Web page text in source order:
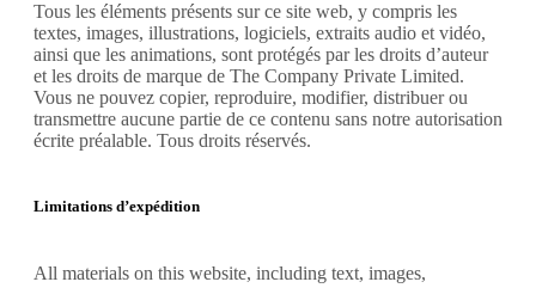
Tous les éléments présents sur ce site web, y compris les
textes, images, illustrations, logiciels, extraits audio et vidéo,
ainsi que les animations, sont protégés par les droits d’auteur
et les droits de marque de The Company Private Limited.
Vous ne pouvez copier, reproduire, modifier, distribuer ou
transmettre aucune partie de ce contenu sans notre autorisation
écrite préalable. Tous droits réservés.
Limitations d’expédition
All materials on this website, including text, images,